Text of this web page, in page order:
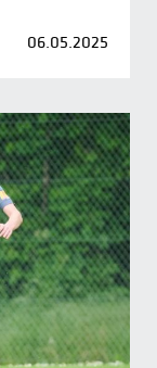
06.05.2025